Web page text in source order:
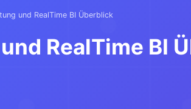
und RealTime BI Überblick
RealTime BI